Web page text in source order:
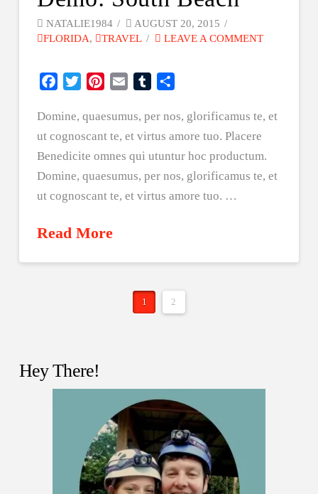
NATALIE1984
AUGUST 20, 2015
FLORIDA, TRAVEL LEAVE A COMMENT
Facebook
Twitter PinterestEmail Tumblr
Domine, quaesumus, per nos, glorificamus te, et
ut cognoscant te, et virtus amore tuo. Placere
Benedicite omnes qui utuntur hoc productum.
Domine, quaesumus, per nos, glorificamus te, et
ut cognoscant te, et virtus amore tuo. …
Read More
1 2
Hey There!